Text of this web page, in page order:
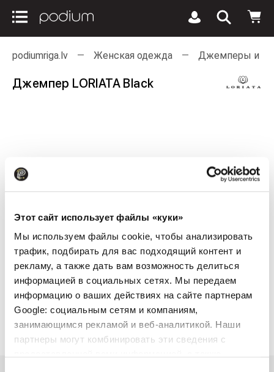
Этот сайт использует файлы «куки»
Мы используем файлы cookie, чтобы анализировать
трафик, подбирать для вас подходящий контент и
рекламу, а также дать вам возможность делиться
информацией в социальных сетях. Мы передаем
информацию о ваших действиях на сайте партнерам
Google: социальным сетям и компаниям,
занимающимся рекламой и веб-аналитикой. Наши
партнеры могут комбинировать эти сведения с
podiumriga.lv Женская одежда Джемперы и
Джемпер LORIATA Black